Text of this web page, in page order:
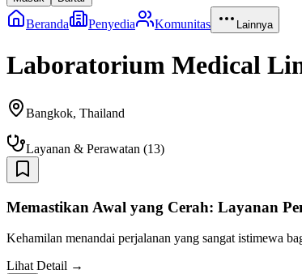
Beranda Penyedia Komunitas Lainnya
Laboratorium Medical
Bangkok, Thailand
Layanan & Perawatan (13)
Memastikan Awal yang Cerah: Layanan
Kehamilan menandai perjalanan yang sangat istimewa
Lihat Detail →